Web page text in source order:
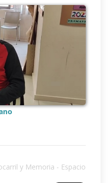
y Memoria - Espacio